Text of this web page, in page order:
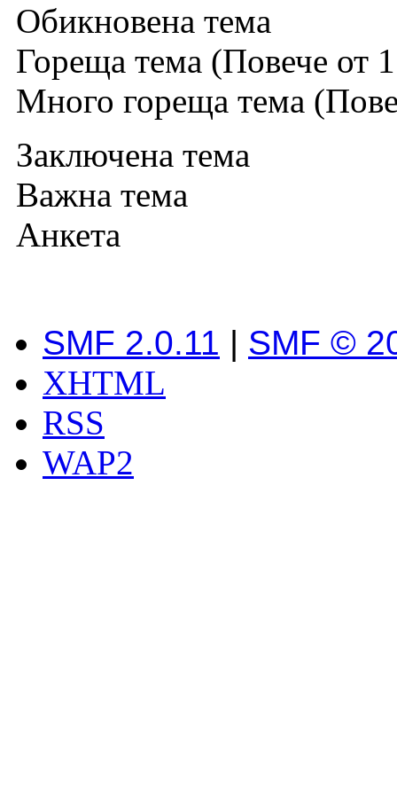
Обикновена тема
Гореща тема (Повече от
Много гореща тема
Заключена тема
Важна тема
Анкета
SMF 2.0.11 | SMF ©
XHTML
RSS
WAP2